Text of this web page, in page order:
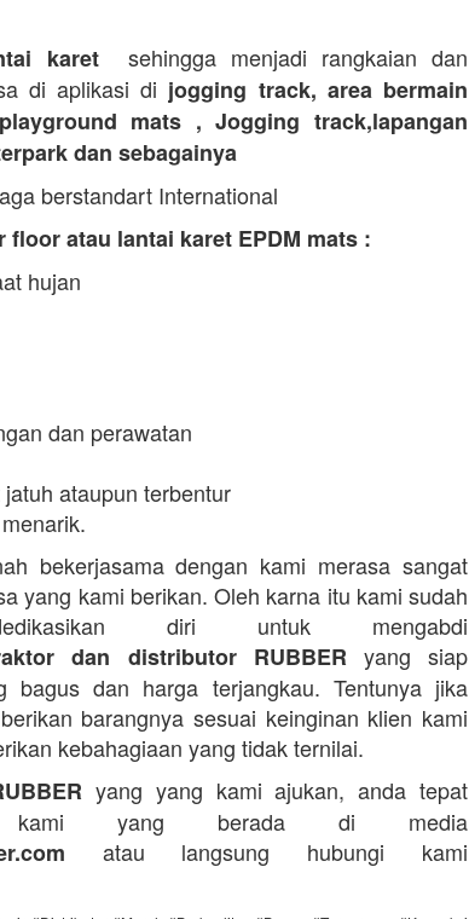
karetsehingga menjadi rangkaian dan
di aplikasi di jogging track, area bermain
mats , Jogging track,lapangan
dan sebagainya
berstandart International
atau lantai karet EPDM mats :
hujan
dan perawatan
ataupun terbentur
bekerjasama dengan kami merasa sangat
yang kami berikan. Oleh karna itu kami sudah
diri untuk mengabdi
dan distributor RUBBER yang siap
bagus dan harga terjangkau. Tentunya jika
barangnya sesuai keinginan klien kami
kebahagiaan yang tidak ternilai.
yang yang kami ajukan, anda tepat
yang berada di media
atau langsung hubungi kami